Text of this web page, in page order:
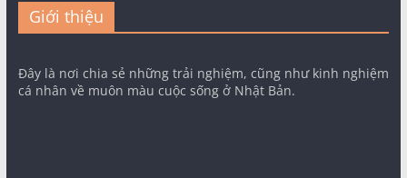
Giới thiệu
Đây là nơi chia sẻ những trải nghiệm, cũng như kinh nghiệm
cá nhân về muôn màu cuộc sống ở Nhật Bản.